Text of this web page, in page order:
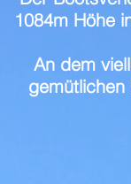
1084m Höhe
An dem